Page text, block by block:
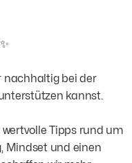
✨
nachhaltig bei der
kannst.
Tipps rund um
Mindset und einen